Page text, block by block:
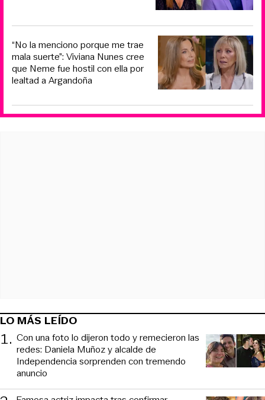
“No la menciono porque me trae
mala suerte”: Viviana Nunes cree
que Neme fue hostil con ella por
lealtad a Argandoña
LO MÁS LEÍDO
1. Con una foto lo dijeron todo y remecieron las
redes: Daniela Muñoz y alcalde de
Independencia sorprenden con tremendo
anuncio